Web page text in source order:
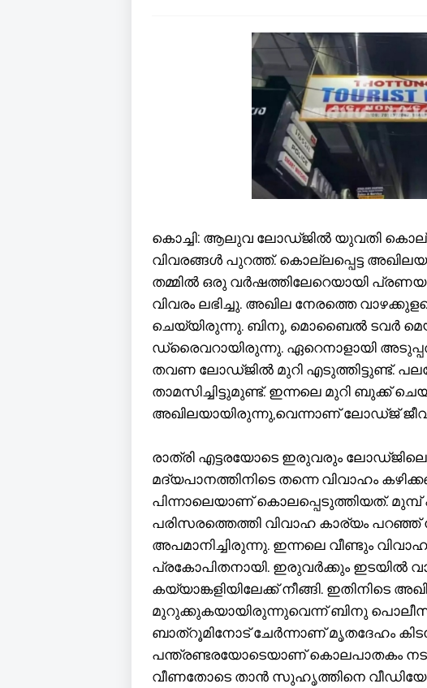
കൊച്ചി: ആലുവ ലോഡ്ജിൽ യുവതി
വിവരങ്ങൾ പുറത്ത്. കൊല്ലപ്പെട്ട
തമ്മിൽ ഒരു വർഷത്തിലേറെയായി
വിവരം ലഭിച്ചു. അഖില നേരത്തെ
ചെയ്യിരുന്നു. ബിനു, മൊബൈൽ ടവർ
ഡ്രൈവറായിരുന്നു. ഏറെനാളായി
തവണ ലോഡ്ജിൽ മുറി എടുത്തിട്ടുണ്ട്.
താമസിച്ചിട്ടുമുണ്ട്. ഇന്നലെ മുറി ബുക്ക്
അഖിലയായിരുന്നു,വെന്നാണ് ലോഡ്ജ്
രാത്രി എട്ടരയോടെ ഇരുവരും
മദ്യപാനത്തിനിടെ തന്നെ വിവാഹം
പിന്നാലെയാണ് കൊലപ്പെടുത്തിയത്. മുമ്പ്
പരിസരത്തെത്തി വിവാഹ കാര്യം പറഞ്ഞ്
അപമാനിച്ചിരുന്നു. ഇന്നലെ വീണ്ടും
പ്രകോപിതനായി. ഇരുവർക്കും ഇടയിൽ
കയ്യാങ്കളിയിലേക്ക് നീങ്ങി.
മുറുക്കുകയായിരുന്നുവെന്ന് ബിനു
ബാത്റൂമിനോട് ചേർന്നാണ് മൃതദേഹം
പന്ത്രണ്ടരയോടെയാണ് കൊലപാതകം
വീണതോടെ താൻ സുഹൃത്തിനെ വീഡിയോ